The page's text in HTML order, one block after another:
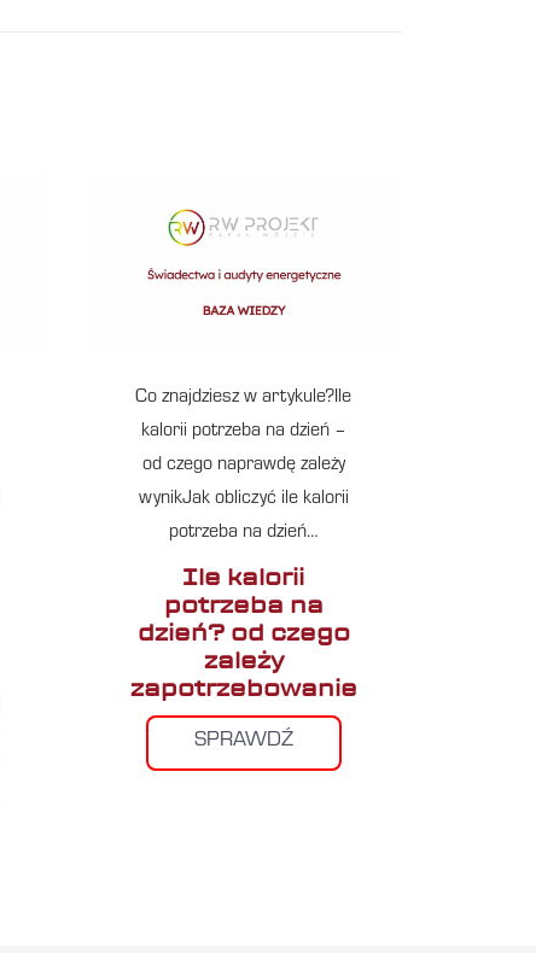
Co znajdziesz w artykule?Ile
kalorii potrzeba na dzień –
od czego naprawdę zależy
wynikJak obliczyć ile kalorii
potrzeba na dzień…
Ile kalorii
potrzeba na
dzień? od czego
zależy
zapotrzebowanie
SPRAWDŹ